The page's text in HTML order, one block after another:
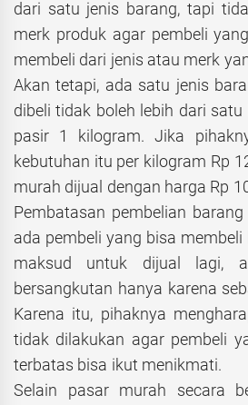
dari satu jenis barang, tapi
merk produk agar pembeli
membeli dari jenis atau merk
Akan tetapi, ada satu jenis
dibeli tidak boleh lebih dari
pasir 1 kilogram. Jika
kebutuhan itu per kilogram Rp
murah dijual dengan harga Rp
Pembatasan pembelian
ada pembeli yang bisa
maksud untuk dijual lagi,
bersangkutan hanya karena
Karena itu, pihaknya
tidak dilakukan agar pembeli
terbatas bisa ikut menikmati.
Selain pasar murah secara